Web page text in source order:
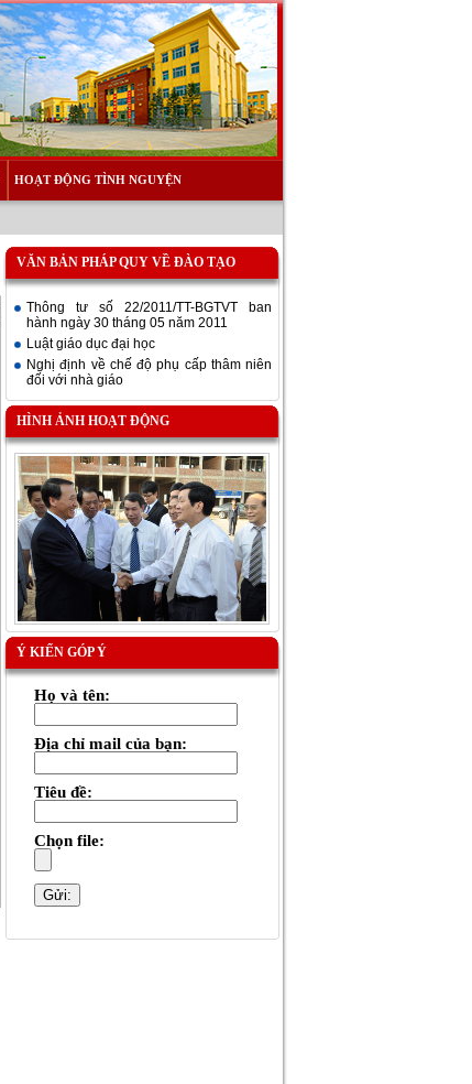
HOẠT ĐỘNG TÌNH NGUYỆN
VĂN BẢN PHÁP QUY VỀ ĐÀO TẠO
Thông tư số 22/2011/TT-BGTVT ban
hành ngày 30 tháng 05 năm 2011
Luật giáo dục đại học
Nghị định về chế độ phụ cấp thâm niên
đối với nhà giáo
HÌNH ẢNH HOẠT ĐỘNG
Ý KIẾN GÓP Ý
Họ và tên:
Địa chỉ mail của bạn:
Tiêu đề:
Chọn file: